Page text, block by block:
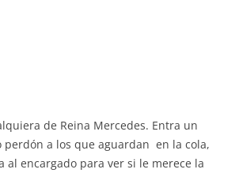
de Reina Mercedes. Entra un
a los que aguardan en la cola,
al encargado para ver si le merece la